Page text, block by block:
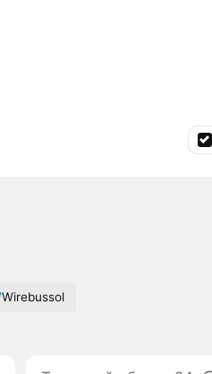
Wirebussol